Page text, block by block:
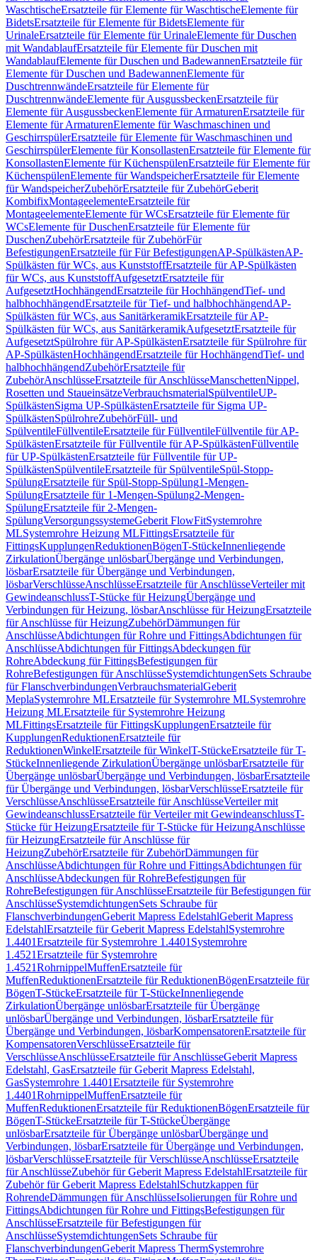
WaschtischeErsatzteile für Elemente für WaschtischeElemente für
BidetsErsatzteile für Elemente für BidetsElemente für
UrinaleErsatzteile für Elemente für UrinaleElemente für Duschen
mit WandablaufErsatzteile für Elemente für Duschen mit
WandablaufElemente für Duschen und BadewannenErsatzteile für
Elemente für Duschen und BadewannenElemente für
DuschtrennwändeErsatzteile für Elemente für
DuschtrennwändeElemente für AusgussbeckenErsatzteile für
Elemente für AusgussbeckenElemente für ArmaturenErsatzteile für
Elemente für ArmaturenElemente für Waschmaschinen und
GeschirrspülerErsatzteile für Elemente für Waschmaschinen und
GeschirrspülerElemente für KonsollastenErsatzteile für Elemente für
KonsollastenElemente für KüchenspülenErsatzteile für Elemente für
KüchenspülenElemente für WandspeicherErsatzteile für Elemente
für WandspeicherZubehörErsatzteile für ZubehörGeberit
KombifixMontageelementeErsatzteile für
MontageelementeElemente für WCsErsatzteile für Elemente für
WCsElemente für DuschenErsatzteile für Elemente für
DuschenZubehörErsatzteile für ZubehörFür
BefestigungenErsatzteile für Für BefestigungenAP-SpülkästenAP-
Spülkästen für WCs, aus KunststoffErsatzteile für AP-Spülkästen
für WCs, aus KunststoffAufgesetztErsatzteile für
AufgesetztHochhängendErsatzteile für HochhängendTief- und
halbhochhängendErsatzteile für Tief- und halbhochhängendAP-
Spülkästen für WCs, aus SanitärkeramikErsatzteile für AP-
Spülkästen für WCs, aus SanitärkeramikAufgesetztErsatzteile für
AufgesetztSpülrohre für AP-SpülkästenErsatzteile für Spülrohre für
AP-SpülkästenHochhängendErsatzteile für HochhängendTief- und
halbhochhängendZubehörErsatzteile für
ZubehörAnschlüsseErsatzteile für AnschlüsseManschettenNippel,
Rosetten und StaueinsätzeVerbrauchsmaterialSpülventileUP-
SpülkästenSigma UP-SpülkästenErsatzteile für Sigma UP-
SpülkästenSpülrohreZubehörFüll- und
SpülventileFüllventileErsatzteile für FüllventileFüllventile für AP-
SpülkästenErsatzteile für Füllventile für AP-SpülkästenFüllventile
für UP-SpülkästenErsatzteile für Füllventile für UP-
SpülkästenSpülventileErsatzteile für SpülventileSpül-Stopp-
SpülungErsatzteile für Spül-Stopp-Spülung1-Mengen-
SpülungErsatzteile für 1-Mengen-Spülung2-Mengen-
SpülungErsatzteile für 2-Mengen-
SpülungVersorgungssystemeGeberit FlowFitSystemrohre
MLSystemrohre Heizung MLFittingsErsatzteile für
FittingsKupplungenReduktionenBögenT-StückeInnenliegende
ZirkulationÜbergänge unlösbarÜbergänge und Verbindungen,
lösbarErsatzteile für Übergänge und Verbindungen,
lösbarVerschlüsseAnschlüsseErsatzteile für AnschlüsseVerteiler mit
GewindeanschlussT-Stücke für HeizungÜbergänge und
Verbindungen für Heizung, lösbarAnschlüsse für HeizungErsatzteile
für Anschlüsse für HeizungZubehörDämmungen für
AnschlüsseAbdichtungen für Rohre und FittingsAbdichtungen für
AnschlüsseAbdichtungen für FittingsAbdeckungen für
RohreAbdeckung für FittingsBefestigungen für
RohreBefestigungen für AnschlüsseSystemdichtungenSets Schraube
für FlanschverbindungenVerbrauchsmaterialGeberit
MeplaSystemrohre MLErsatzteile für Systemrohre MLSystemrohre
Heizung MLErsatzteile für Systemrohre Heizung
MLFittingsErsatzteile für FittingsKupplungenErsatzteile für
KupplungenReduktionenErsatzteile für
ReduktionenWinkelErsatzteile für WinkelT-StückeErsatzteile für T-
StückeInnenliegende ZirkulationÜbergänge unlösbarErsatzteile für
Übergänge unlösbarÜbergänge und Verbindungen, lösbarErsatzteile
für Übergänge und Verbindungen, lösbarVerschlüsseErsatzteile für
VerschlüsseAnschlüsseErsatzteile für AnschlüsseVerteiler mit
GewindeanschlussErsatzteile für Verteiler mit GewindeanschlussT-
Stücke für HeizungErsatzteile für T-Stücke für HeizungAnschlüsse
für HeizungErsatzteile für Anschlüsse für
HeizungZubehörErsatzteile für ZubehörDämmungen für
AnschlüsseAbdichtungen für Rohre und FittingsAbdichtungen für
AnschlüsseAbdeckungen für RohreBefestigungen für
RohreBefestigungen für AnschlüsseErsatzteile für Befestigungen für
AnschlüsseSystemdichtungenSets Schraube für
FlanschverbindungenGeberit Mapress EdelstahlGeberit Mapress
EdelstahlErsatzteile für Geberit Mapress EdelstahlSystemrohre
1.4401Ersatzteile für Systemrohre 1.4401 Systemrohre
1.4521Ersatzteile für Systemrohre
1.4521RohrnippelMuffenErsatzteile für
MuffenReduktionenErsatzteile für ReduktionenBögenErsatzteile für
BögenT-StückeErsatzteile für T-StückeInnenliegende
ZirkulationÜbergänge unlösbarErsatzteile für Übergänge
unlösbarÜbergänge und Verbindungen, lösbarErsatzteile für
Übergänge und Verbindungen, lösbarKompensatorenErsatzteile für
KompensatorenVerschlüsseErsatzteile für
VerschlüsseAnschlüsseErsatzteile für AnschlüsseGeberit Mapress
Edelstahl, GasErsatzteile für Geberit Mapress Edelstahl,
GasSystemrohre 1.4401Ersatzteile für Systemrohre
1.4401RohrnippelMuffenErsatzteile für
MuffenReduktionenErsatzteile für ReduktionenBögenErsatzteile für
BögenT-StückeErsatzteile für T-StückeÜbergänge
unlösbarErsatzteile für Übergänge unlösbarÜbergänge und
Verbindungen, lösbarErsatzteile für Übergänge und Verbindungen,
lösbarVerschlüsseErsatzteile für VerschlüsseAnschlüsseErsatzteile
für AnschlüsseZubehör für Geberit Mapress EdelstahlErsatzteile für
Zubehör für Geberit Mapress EdelstahlSchutzkappen für
RohrendeDämmungen für AnschlüsseIsolierungen für Rohre und
FittingsAbdichtungen für Rohre und FittingsBefestigungen für
AnschlüsseErsatzteile für Befestigungen für
AnschlüsseSystemdichtungenSets Schraube für
FlanschverbindungenGeberit Mapress ThermSystemrohre